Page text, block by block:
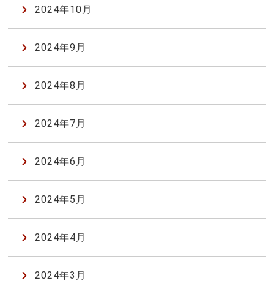
2024年10月
2024年9月
2024年8月
2024年7月
2024年6月
2024年5月
2024年4月
2024年3月